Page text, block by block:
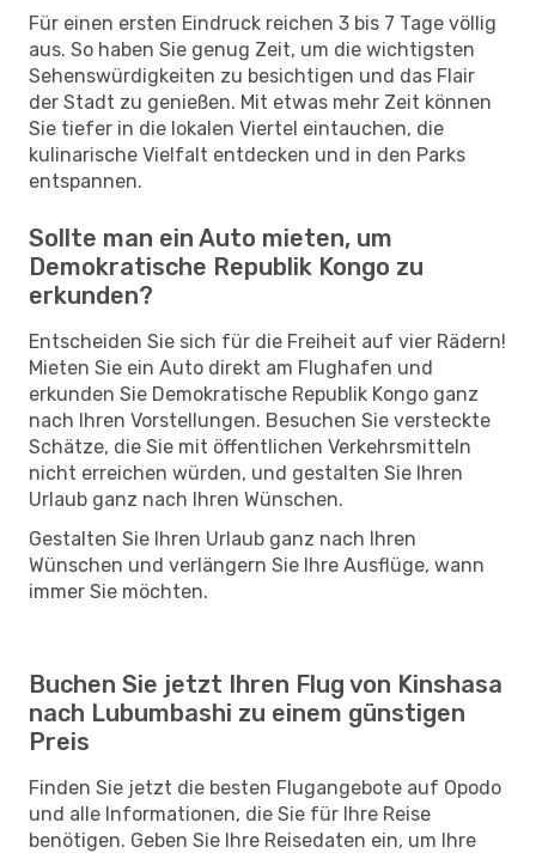
Für einen ersten Eindruck reichen 3 bis 7 Tage völlig
aus. So haben Sie genug Zeit, um die wichtigsten
Sehenswürdigkeiten zu besichtigen und das Flair
der Stadt zu genießen. Mit etwas mehr Zeit können
Sie tiefer in die lokalen Viertel eintauchen, die
kulinarische Vielfalt entdecken und in den Parks
entspannen.
Sollte man ein Auto mieten, um
Demokratische Republik Kongo zu
erkunden?
Entscheiden Sie sich für die Freiheit auf vier Rädern!
Mieten Sie ein Auto direkt am Flughafen und
erkunden Sie Demokratische Republik Kongo ganz
nach Ihren Vorstellungen. Besuchen Sie versteckte
Schätze, die Sie mit öffentlichen Verkehrsmitteln
nicht erreichen würden, und gestalten Sie Ihren
Urlaub ganz nach Ihren Wünschen.
Gestalten Sie Ihren Urlaub ganz nach Ihren
Wünschen und verlängern Sie Ihre Ausflüge, wann
immer Sie möchten.
Buchen Sie jetzt Ihren Flug von Kinshasa
nach Lubumbashi zu einem günstigen
Preis
Finden Sie jetzt die besten Flugangebote auf Opodo
und alle Informationen, die Sie für Ihre Reise
benötigen. Geben Sie Ihre Reisedaten ein, um Ihre